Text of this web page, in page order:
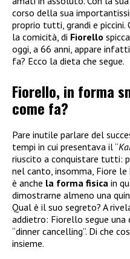
corso della sua
proprio tutti, grandi e
la comicità, di Fiorello
oggi, a 66 anni, appare
fa? Ecco la dieta che segue.
Fiorello, in forma
come fa?
Pare inutile parlare del
tempi in cui presentava il “
riuscito a conquistare tutti:
nel canto, insomma, Fiore
è anche la forma fisica in
dimostrarne almeno una
Qual è il suo segreto? A
addietro: Fiorello segue
“dinner cancelling”. Di che
insieme.